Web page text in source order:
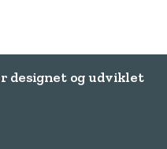
designet og udviklet